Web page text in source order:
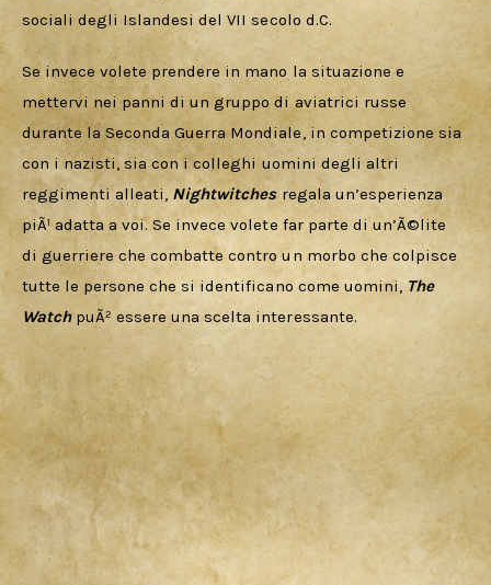
sociali degli Islandesi del VII secolo d.C.
Se invece volete prendere in mano la situazione e
mettervi nei panni di un gruppo di aviatrici russe
durante la Seconda Guerra Mondiale, in competizione sia
con i nazisti, sia con i colleghi uomini degli altri
reggimenti alleati, Nightwitches regala un’esperienza
piÃ¹ adatta a voi. Se invece volete far parte di un’Ã©lite
di guerriere che combatte contro un morbo che colpisce
tutte le persone che si identificano come uomini, The
Watch puÃ² essere una scelta interessante.